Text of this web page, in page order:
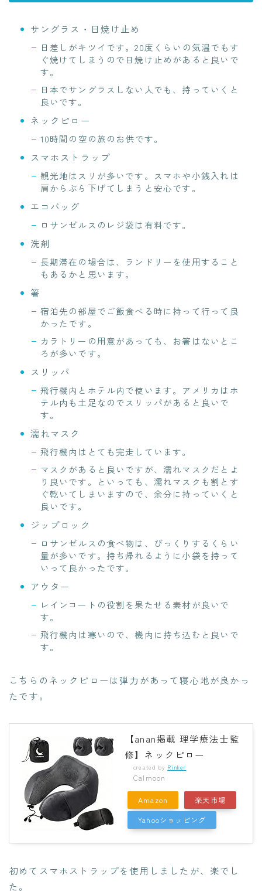
サングラス・日焼け止め
日差しがキツイです。20度くらいの気温でもす
ぐ焼けてしまうので日焼け止めがあると良いで
す。
日本でサングラスしない人でも、持っていくと
良いです。
ネックピロー
10時間の空の旅のお供です。
スマホストラップ
観光地はスリが多いです。スマホや小銭入れは
肩からぶら下げてしまうと安心です。
エコバッグ
ロサンゼルスのレジ袋は有料です。
洗剤
長期滞在の場合は、ランドリーを使用すること
もあるかと思います。
箸
宿泊先の部屋でご飯食べる時に持って行って良
かったです。
カラトリーの用意があっても、お箸はないとこ
ろが多いです。
スリッパ
飛行機内とホテル内で使います。アメリカはホ
テル内も土足なのでスリッパがあると良いで
す。
濡れマスク
飛行機内はとても完走しています。
マスクがあると良いですが、濡れマスクだとよ
り良いです。といっても、濡れマスクも割とす
ぐ乾いてしまいますので、余分に持っていくと
良いです。
ジップロック
ロサンゼルスの食べ物は、びっくりするくらい
量が多いです。持ち帰れるように小袋を持って
いって良かったです。
アウター
レインコートの役割を果たせる素材が良いで
す。
飛行機内は寒いので、機内に持ち込むと良いで
す。
こちらのネックピローは弾力があって寝心地が良かっ
たです。
【anan掲載 理学療法士監
修】ネックピロー
created by Rinker
Calmoon
Amazon
楽天市場
Yahooショッピング
初めてスマホストラップを使用しましたが、楽でし
た。